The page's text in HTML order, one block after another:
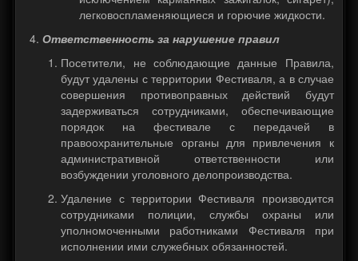
легковоспламеняющиеся и горючие жидкости.
Ответственность за нарушение правил
Посетители, не соблюдающие данные Правила,
будут удалены с территории Фестиваля, а в случае
совершения противоправных действий будут
задерживаться сотрудниками, обеспечивающие
порядок на фестивале с передачей в
правоохранительные органы для привлечения к
административной ответственности или
возбуждении уголовного делопроизводства.
Удаление с территории Фестиваля производится
сотрудниками полиции, службы охраны или
уполномоченными работниками Фестиваля при
исполнении ими служебных обязанностей.